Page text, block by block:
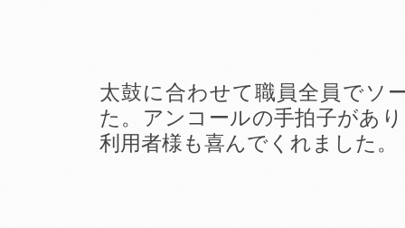
太鼓に合わせて職員全員でソ
た。アンコールの手拍子があ
利用者様も喜んでくれました。